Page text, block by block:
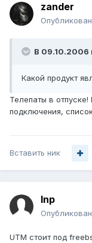
zander
В 09.10.2006
Какой продукт
Телепаты в
подключения,
Вставить ник
Inp
UTM стоит под